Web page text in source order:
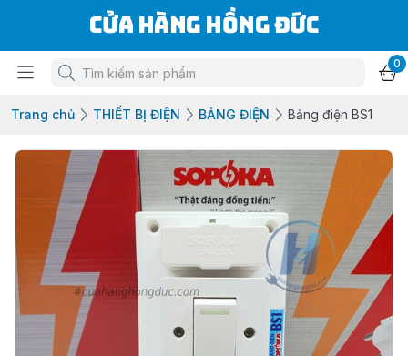
Cửa Hàng Hồng Đức
0
Trang chủ THIẾT BỊ ĐIỆN BẢNG ĐIỆN Bảng điện BS1